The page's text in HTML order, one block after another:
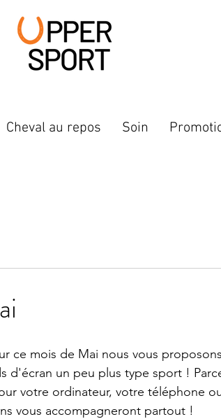
Cheval au repos Soin
ce mois de Mai nous vous
d'écran un peu plus type sport !
votre ordinateur, votre téléphone
vous accompagneront partout !